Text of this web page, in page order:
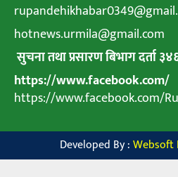
hotnews.urmila@gmail.com
सुचना तथा प्रसारण बिभाग दर्ता
https://www.facebook.com/
https://www.facebook.com/
Developed By :Websoft